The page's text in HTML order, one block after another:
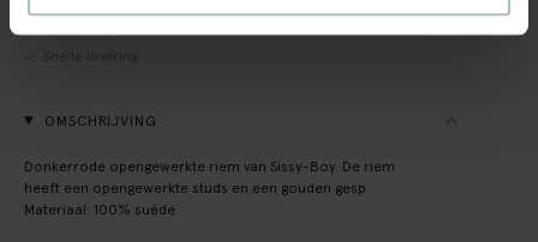
Achteraf betalen
OMSCHRIJVING
Donkerrode opengewerkte riem van Sissy-Boy. De riem
heeft een opengewerkte studs en een gouden gesp.
Materiaal: 100% suède.